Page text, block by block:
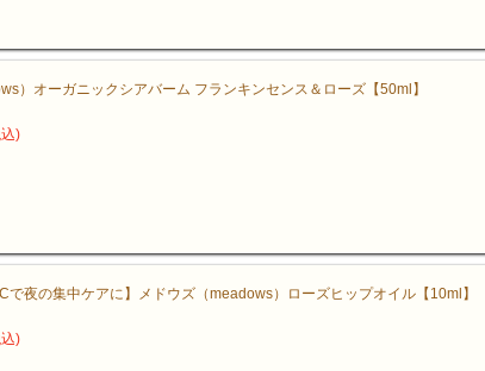
）オーガニックシアバーム フランキンセンス＆ローズ【50ml】
)
で夜の集中ケアに】メドウズ（meadows）ローズヒップオイル【10ml】
)